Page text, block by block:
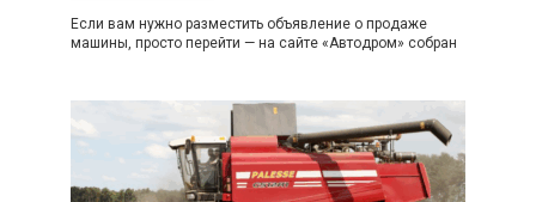
Если вам нужно разместить объявление о продаже
машины, просто перейти — на сайте «Автодром» собран